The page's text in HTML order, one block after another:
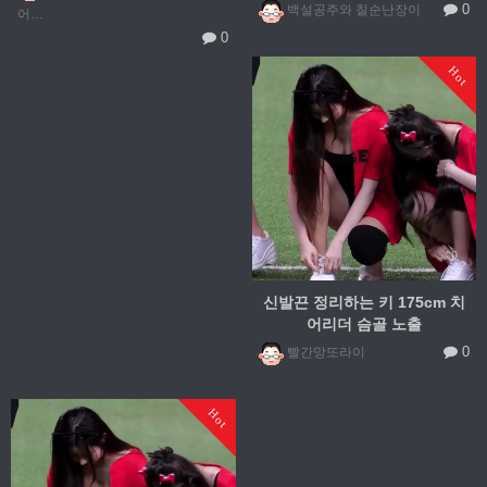
어…
0
백설공주와 칠순난장이 0
Hot
신발끈 정리하는 키 175cm 치
어리더 슴골 노출
빨간망또라이 0
Hot